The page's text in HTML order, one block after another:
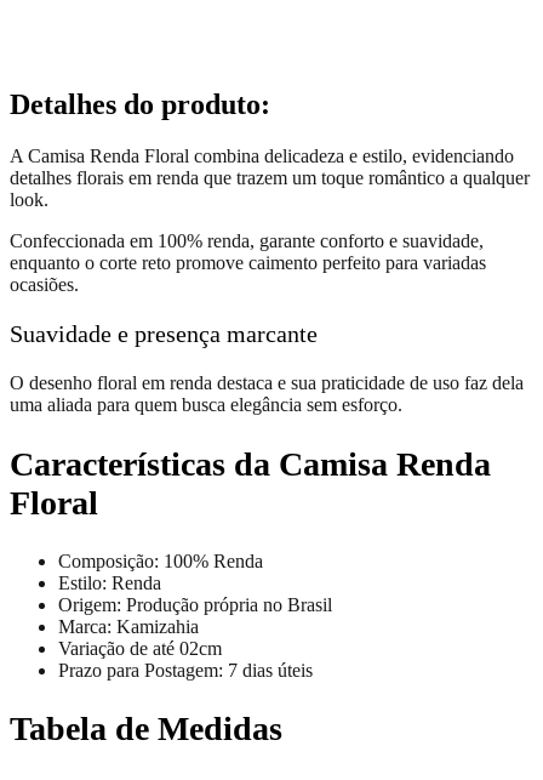
Detalhes do produto:
A Camisa Renda Floral combina delicadeza e estilo, evidenciando
detalhes florais em renda que trazem um toque romântico a qualquer
look.
Confeccionada em 100% renda, garante conforto e suavidade,
enquanto o corte reto promove caimento perfeito para variadas
ocasiões.
Suavidade e presença marcante
O desenho floral em renda destaca e sua praticidade de uso faz dela
uma aliada para quem busca elegância sem esforço.
Características da Camisa Renda
Floral
Composição: 100% Renda
Estilo: Renda
Origem: Produção própria no Brasil
Marca: Kamizahia
Variação de até 02cm
Prazo para Postagem: 7 dias úteis
Tabela de Medidas